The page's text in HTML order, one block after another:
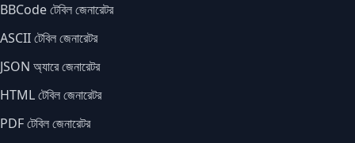
BBCode টেবিল জেনারেটর
ASCII টেবিল জেনারেটর
JSON অ্যারে জেনারেটর
HTML টেবিল জেনারেটর
PDF টেবিল জেনারেটর